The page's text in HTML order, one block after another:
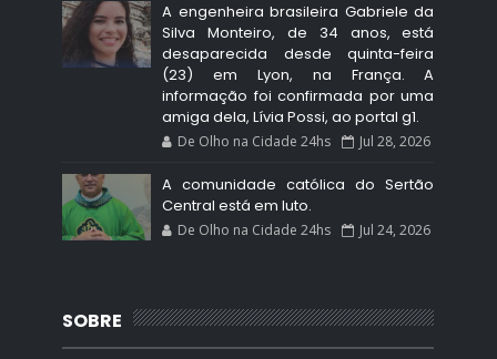
A engenheira brasileira Gabriele da
Silva Monteiro, de 34 anos, está
desaparecida desde quinta-feira
(23) em Lyon, na França. A
informação foi confirmada por uma
amiga dela, Lívia Possi, ao portal g1.
De Olho na Cidade 24hs Jul 28, 2026
A comunidade católica do Sertão
Central está em luto.
De Olho na Cidade 24hs Jul 24, 2026
SOBRE